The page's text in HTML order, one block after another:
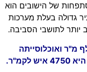
של הישובים הוא
גדולה בעלת מערכות
יותר לתושבי הסביבה.
משתרעת על שטח של כ 47 אלף מ"ר ואוכלוסייתה